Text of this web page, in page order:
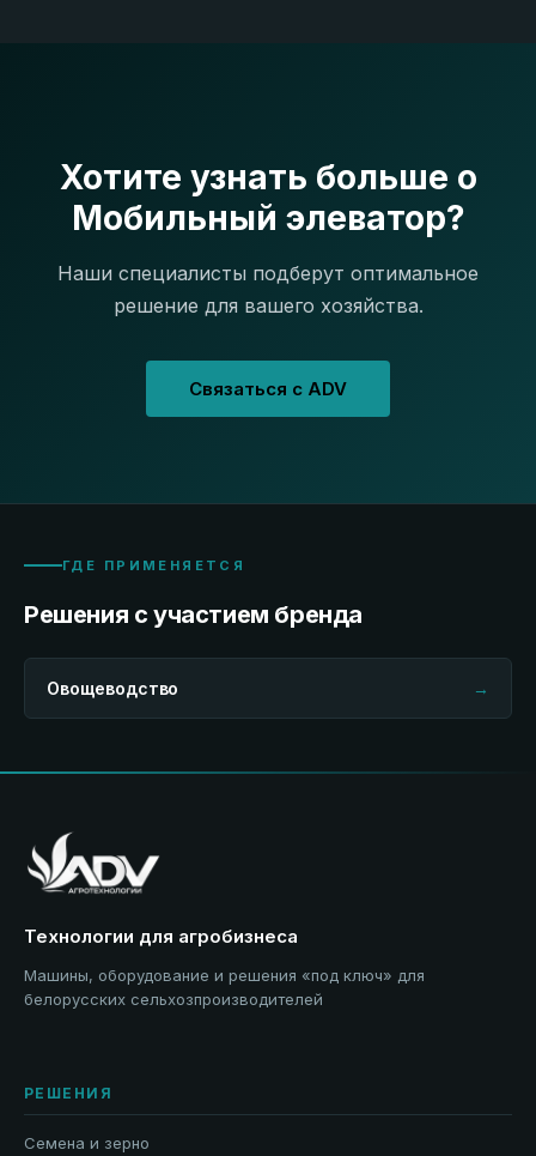
Хотите узнать больше о
Мобильный элеватор?
Наши специалисты подберут оптимальное
решение для вашего хозяйства.
Связаться с ADV
ГДЕ ПРИМЕНЯЕТСЯ
Решения с участием бренда
Овощеводство →
Технологии для агробизнеса
Машины, оборудование и решения «под ключ» для
белорусских сельхозпроизводителей
РЕШЕНИЯ
Семена и зерно